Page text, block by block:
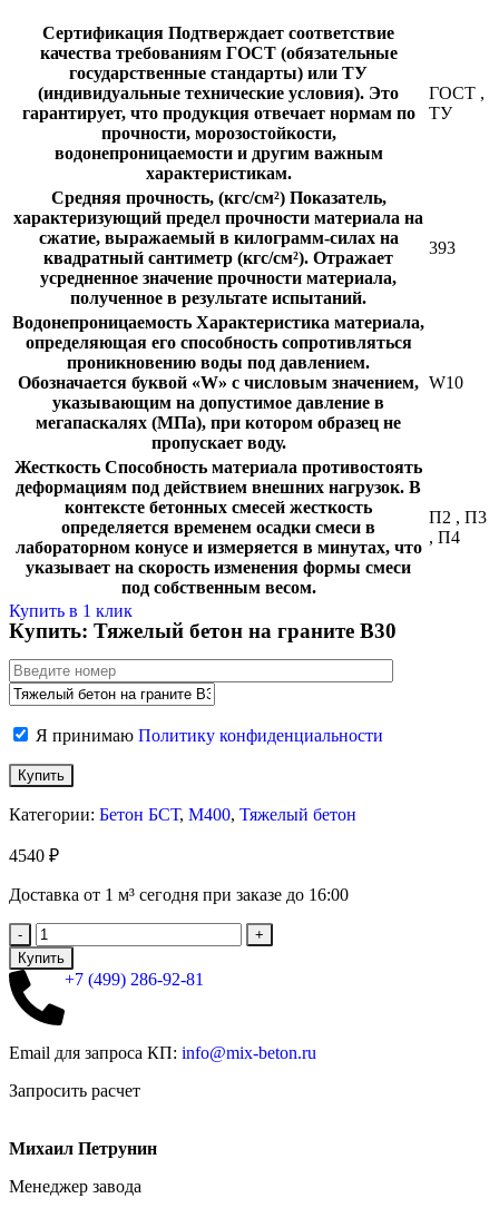
Сертификация Подтверждает соответствие
качества требованиям ГОСТ (обязательные
государственные стандарты) или ТУ
(индивидуальные технические условия). Это
гарантирует, что продукция отвечает нормам по
прочности, морозостойкости,
водонепроницаемости и другим важным
характеристикам.
ГОСТ ,
ТУ
Средняя прочность, (кгс/см²) Показатель,
характеризующий предел прочности материала на
сжатие, выражаемый в килограмм-силах на
квадратный сантиметр (кгс/см²). Отражает
усредненное значение прочности материала,
полученное в результате испытаний.
393
Водонепроницаемость Характеристика материала,
определяющая его способность сопротивляться
проникновению воды под давлением.
Обозначается буквой «W» с числовым значением,
указывающим на допустимое давление в
мегапаскалях (МПа), при котором образец не
пропускает воду.
W10
Жесткость Способность материала противостоять
деформациям под действием внешних нагрузок. В
контексте бетонных смесей жесткость
определяется временем осадки смеси в
лабораторном конусе и измеряется в минутах, что
указывает на скорость изменения формы смеси
под собственным весом.
П2 , П3
, П4
Купить в 1 клик
Купить: Тяжелый бетон на граните В30
Я принимаю Политику конфиденциальности
Категории: Бетон БСТ, М400, Тяжелый бетон
4540 ₽
Доставка от 1 м³ сегодня при заказе до 16:00
Купить
+7 (499) 286-92-81
Email для запроса КП: info@mix-beton.ru
Запросить расчет
Михаил Петрунин
Менеджер завода